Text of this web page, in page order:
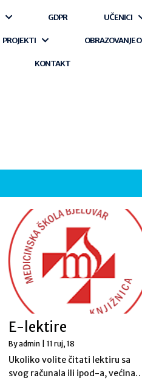
GDPR UČENICI
PROJEKTI OBRAZOVANJE
KONTAKT
E-lektire
Byadmin 11 ruj, 18
Ukoliko volite čitati lektiru sa
svog računala ili ipod-a,